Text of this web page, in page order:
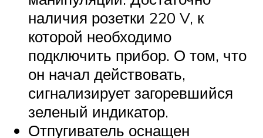
наличия розетки 220 V, к
которой необходимо
подключить прибор. О том, что
он начал действовать,
сигнализирует загоревшийся
зеленый индикатор.
Отпугиватель оснащен